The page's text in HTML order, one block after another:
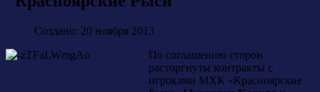
Создано: 20 ноября 2013
По соглашению сторон
расторгнуты контракты с
игроками МХК «Красноярские